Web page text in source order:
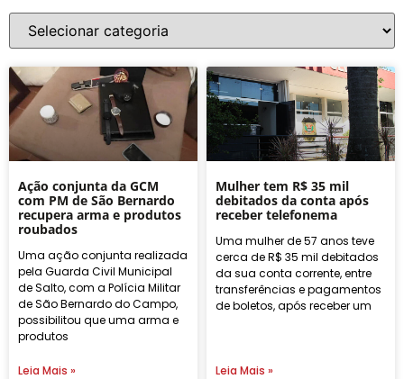
Ação conjunta da GCM
com PM de São Bernardo
recupera arma e produtos
roubados
Uma ação conjunta realizada
pela Guarda Civil Municipal
de Salto, com a Polícia Militar
de São Bernardo do Campo,
possibilitou que uma arma e
produtos
Leia Mais »
Mulher tem R$ 35 mil
debitados da conta após
receber telefonema
Uma mulher de 57 anos teve
cerca de R$ 35 mil debitados
da sua conta corrente, entre
transferências e pagamentos
de boletos, após receber um
Leia Mais »